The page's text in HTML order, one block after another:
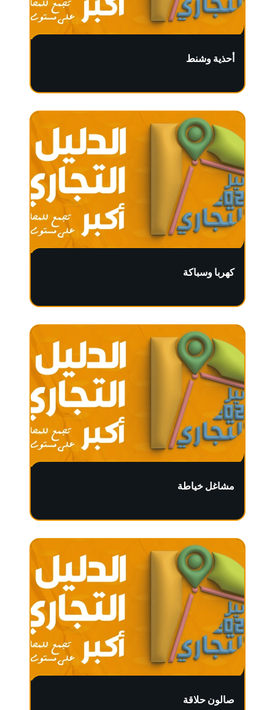
أحذية وشنط
كهربا وسباكة
مشاغل خياطة
صالون حلاقة